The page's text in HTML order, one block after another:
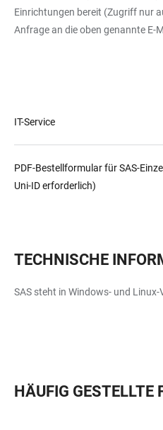
Einrichtungen bereit (Zugriff nur
Anfrage an die oben genannte E-
IT-Service
PDF-Bestellformular für SAS-
Uni-ID erforderlich)
TECHNISCHE
SAS steht in Windows- und
HÄUFIG GESTELLTE